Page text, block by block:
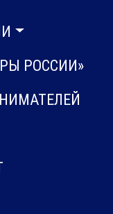
РОССИИ»